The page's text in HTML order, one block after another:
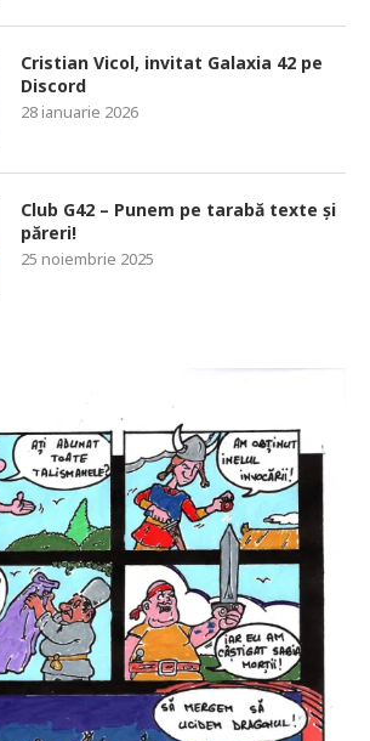
Cristian Vicol, invitat Galaxia 42 pe
Discord
28 ianuarie 2026
Club G42 – Punem pe tarabă texte și
păreri!
25 noiembrie 2025